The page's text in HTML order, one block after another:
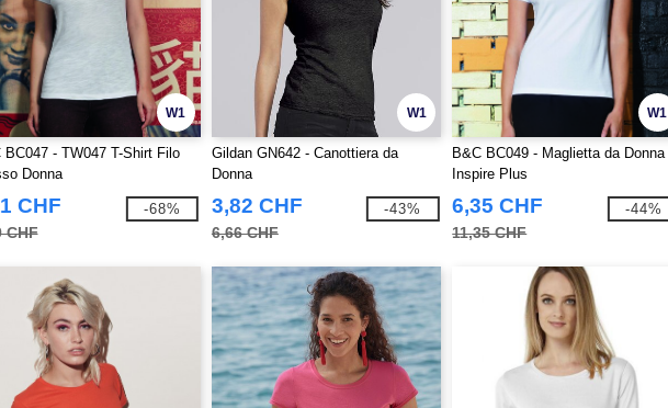
W1
BC047 - TW047 T-Shirt Filo
Donna
CHF
CHF
-68%
W1
Gildan GN642 - Canottiera da
Donna
3,82 CHF
6,66 CHF
-43%
W1
B&C BC049 - Maglietta da Donna
Inspire Plus
6,35 CHF
11,35 CHF
-44%